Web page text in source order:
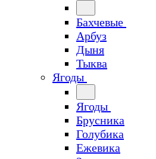
Бахчевые
Арбуз
Дыня
Тыква
Ягоды
Ягоды
Брусника
Голубика
Ежевика